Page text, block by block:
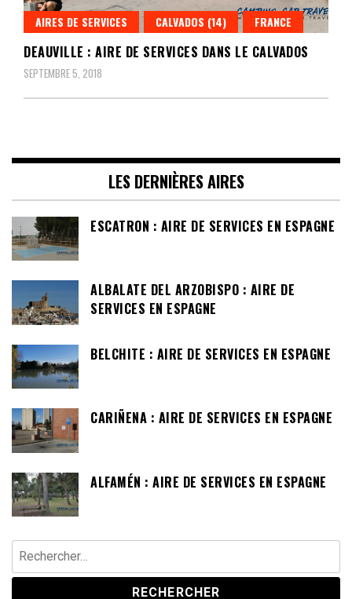
AIRES DE SERVICES CALVADOS (14) FRANCE
DEAUVILLE : AIRE DE SERVICES DANS LE CALVADOS
SEPTEMBRE 5, 2018
LES DERNIÈRES AIRES
ESCATRON : AIRE DE SERVICES EN ESPAGNE
ALBALATE DEL ARZOBISPO : AIRE DE
SERVICES EN ESPAGNE
BELCHITE : AIRE DE SERVICES EN ESPAGNE
CARIÑENA : AIRE DE SERVICES EN ESPAGNE
ALFAMÉN : AIRE DE SERVICES EN ESPAGNE
Rechercher :